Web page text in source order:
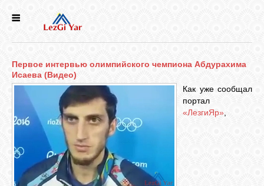
СЕЛА
ИСТОРИЯ
ГОЛОС
Первое интервью олимпийского чемпиона Абдурахима
Исаева (Видео)
Как уже сообщал
портал
«ЛезгиЯр»